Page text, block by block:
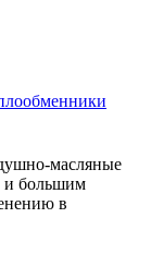
масляные
и большим
в